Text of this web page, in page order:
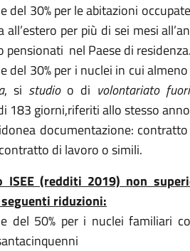
del 30% per le abitazioni
all’estero per più di sei mesi
pensionati nel Paese di residenza.
del 30% per i nuclei in cui
, si studioo di volontariato
183 giorni,riferiti allo stesso
documentazione:
di lavoro o simili.
ISEE (redditi 2019) non
riduzioni:
del 50% per i nuclei familiari